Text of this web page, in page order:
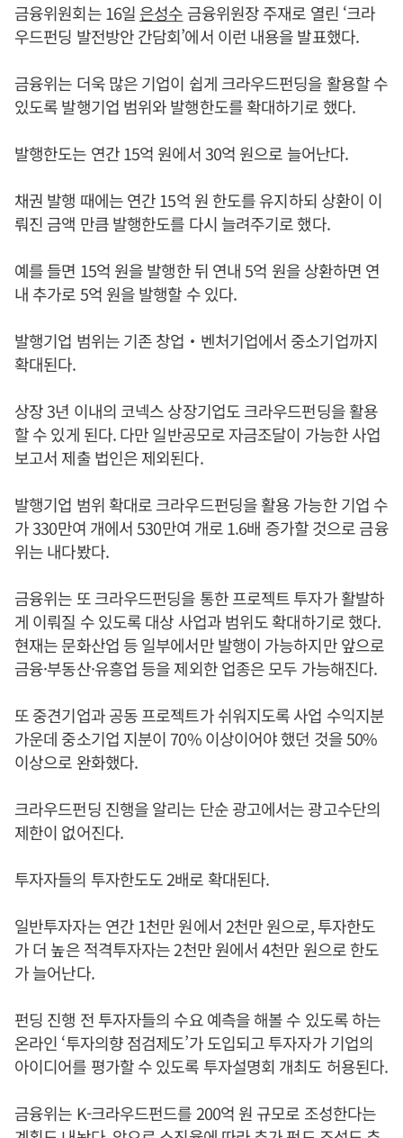
금융위원회는 16일 은성수 금융위원장 주재로 열린 ‘크라
우드펀딩 발전방안 간담회’에서 이런 내용을 발표했다.
금융위는 더욱 많은 기업이 쉽게 크라우드펀딩을 활용할 수
있도록 발행기업 범위와 발행한도를 확대하기로 했다.
발행한도는 연간 15억 원에서 30억 원으로 늘어난다.
채권 발행 때에는 연간 15억 원 한도를 유지하되 상환이 이
뤄진 금액 만큼 발행한도를 다시 늘려주기로 했다.
예를 들면 15억 원을 발행한 뒤 연내 5억 원을 상환하면 연
내 추가로 5억 원을 발행할 수 있다.
발행기업 범위는 기존 창업‧벤처기업에서 중소기업까지
확대된다.
상장 3년 이내의 코넥스 상장기업도 크라우드펀딩을 활용
할 수 있게 된다. 다만 일반공모로 자금조달이 가능한 사업
보고서 제출 법인은 제외된다.
발행기업 범위 확대로 크라우드펀딩을 활용 가능한 기업 수
가 330만여 개에서 530만여 개로 1.6배 증가할 것으로 금융
위는 내다봤다.
금융위는 또 크라우드펀딩을 통한 프로젝트 투자가 활발하
게 이뤄질 수 있도록 대상 사업과 범위도 확대하기로 했다.
현재는 문화산업 등 일부에서만 발행이 가능하지만 앞으로
금융·부동산·유흥업 등을 제외한 업종은 모두 가능해진다.
또 중견기업과 공동 프로젝트가 쉬워지도록 사업 수익지분
가운데 중소기업 지분이 70% 이상이어야 했던 것을 50%
이상으로 완화했다.
크라우드펀딩 진행을 알리는 단순 광고에서는 광고수단의
제한이 없어진다.
투자자들의 투자한도도 2배로 확대된다.
일반투자자는 연간 1천만 원에서 2천만 원으로, 투자한도
가 더 높은 적격투자자는 2천만 원에서 4천만 원으로 한도
가 늘어난다.
펀딩 진행 전 투자자들의 수요 예측을 해볼 수 있도록 하는
온라인 ‘투자의향 점검제도’가 도입되고 투자자가 기업의
아이디어를 평가할 수 있도록 투자설명회 개최도 허용된다.
금융위는 K-크라우드펀드를 200억 원 규모로 조성한다는